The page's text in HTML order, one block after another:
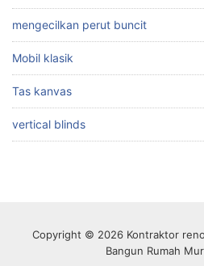
mengecilkan perut buncit
Mobil klasik
Tas kanvas
vertical blinds
Copyright © 2026 Kontraktor
Bangun Rumah